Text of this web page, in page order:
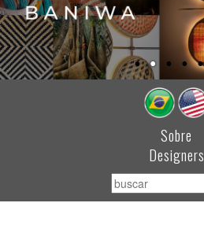
Sobre
Designers